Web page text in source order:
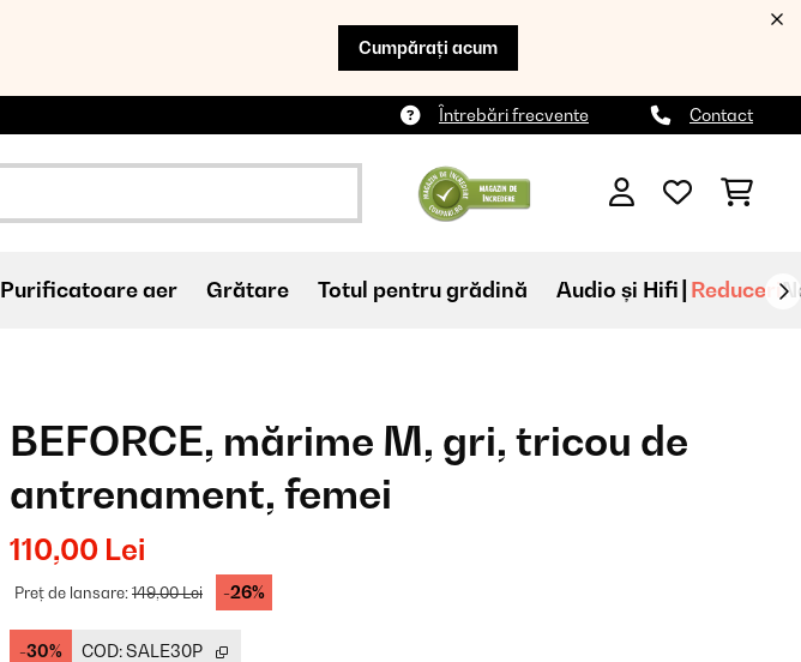
Cumpărați acum
Întrebări frecvente Contact
Purificatoare aer Grătare Totul pentru grădină Audio și Hifi Reduceri
BEFORCE, mărime M, gri, tricou de
antrenament, femei
110,00 Lei
Preț de lansare:149,00 Lei -26%
-30% COD:SALE30P